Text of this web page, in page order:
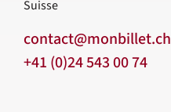
Suisse
contact@monbillet.ch
+41 (0)24 543 00 74